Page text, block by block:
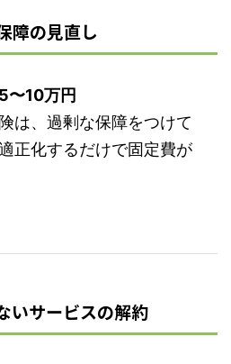
障の見直し
〜10万円
は、過剰な保障をつけて
正化するだけで固定費が
いサービスの解約